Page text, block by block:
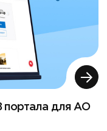
портала для АО